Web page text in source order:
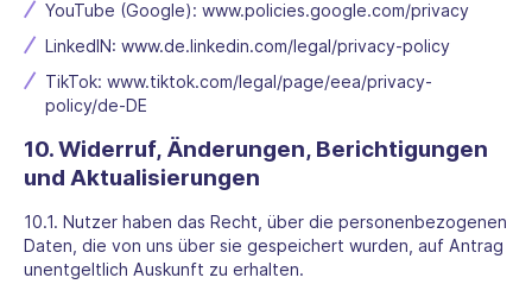
YouTube (Google): www.policies.google.com/privacy
LinkedIN: www.de.linkedin.com/legal/privacy-policy
TikTok: www.tiktok.com/legal/page/eea/privacy-
policy/de-DE
10. Widerruf, Änderungen, Berichtigungen
und Aktualisierungen
10.1. Nutzer haben das Recht, über die personenbezogenen
Daten, die von uns über sie gespeichert wurden, auf Antrag
unentgeltlich Auskunft zu erhalten.